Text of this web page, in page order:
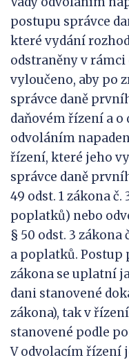
postupu správce
které vydání
odstraněny v rámci
vyloučeno, aby po
správce daně
daňovém řízení a o
odvoláním
řízení, které jeho
správce daně
49 odst. 1 zákona č.
poplatků) nebo
§ 50 odst. 3 zákona
a poplatků. Postup
zákona se uplatní
dani stanovené
zákona), tak v
stanovené podle
V odvolacím řízení